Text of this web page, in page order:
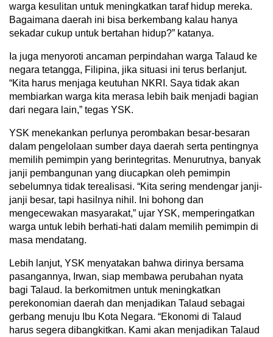
warga kesulitan untuk meningkatkan taraf hidup mereka.
Bagaimana daerah ini bisa berkembang kalau hanya
sekadar cukup untuk bertahan hidup?” katanya.
Ia juga menyoroti ancaman perpindahan warga Talaud ke
negara tetangga, Filipina, jika situasi ini terus berlanjut.
“Kita harus menjaga keutuhan NKRI. Saya tidak akan
membiarkan warga kita merasa lebih baik menjadi bagian
dari negara lain,” tegas YSK.
YSK menekankan perlunya perombakan besar-besaran
dalam pengelolaan sumber daya daerah serta pentingnya
memilih pemimpin yang berintegritas. Menurutnya, banyak
janji pembangunan yang diucapkan oleh pemimpin
sebelumnya tidak terealisasi. “Kita sering mendengar janji-
janji besar, tapi hasilnya nihil. Ini bohong dan
mengecewakan masyarakat,” ujar YSK, memperingatkan
warga untuk lebih berhati-hati dalam memilih pemimpin di
masa mendatang.
Lebih lanjut, YSK menyatakan bahwa dirinya bersama
pasangannya, Irwan, siap membawa perubahan nyata
bagi Talaud. Ia berkomitmen untuk meningkatkan
perekonomian daerah dan menjadikan Talaud sebagai
gerbang menuju Ibu Kota Negara. “Ekonomi di Talaud
harus segera dibangkitkan. Kami akan menjadikan Talaud